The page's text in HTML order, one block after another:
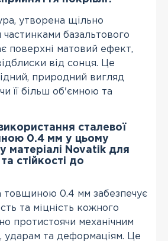
утворена щільно
базальтового
поверхні матовий ефект,
від сонця. Це
природний вигляд
її більш об'ємною та
сталевої
0.4 мм у цьому
матеріалі Novatik для
стійкості до
товщиною 0.4 мм забезпечує
та міцність кожного
протистоячи механічним
ударам та деформаціям. Це